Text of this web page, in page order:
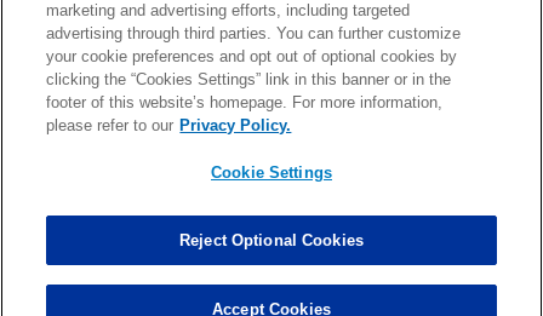
More NFL 特集
TOP お問い合わせ FAQ
PHOTO BY AP Images / PHOTO BY Getty Images
marketing and advertising efforts, including targeted
advertising through third parties. You can further customize
your cookie preferences and opt out of optional cookies by
clicking the “Cookies Settings” link in this banner or in the
footer of this website’s homepage. For more information,
please refer to our Privacy Policy.
Cookie Settings
Reject Optional Cookies
Accept Cookies